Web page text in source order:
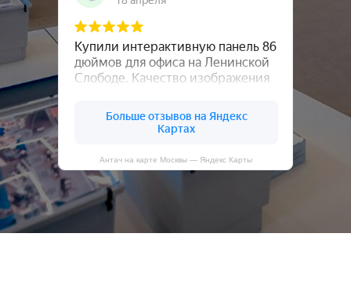
Антач на карте Москвы — Яндекс Карты